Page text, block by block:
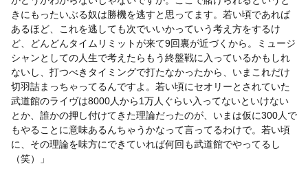
きにもったいぶる奴は勝機を逃すと思ってます。若い頃であれば
あるほど、これを逃しても次でいいかっていう考え方をするけ
ど、どんどんタイムリミットが来て9回裏が近づくから。ミュージ
シャンとしての人生で考えたらもう終盤戦に入っているかもしれ
ないし、打つべきタイミングで打たなかったから、いまこれだけ
切羽詰まっちゃってるんですよ。若い頃にセオリーとされていた
武道館のライヴは8000人から1万人ぐらい入ってないといけない
とか、誰かの押し付けてきた理論だったのが、いまは仮に300人で
もやることに意味あるんちゃうかなって言ってるわけで。若い頃
に、その理論を味方にできていれば何回も武道館でやってるし
（笑）」